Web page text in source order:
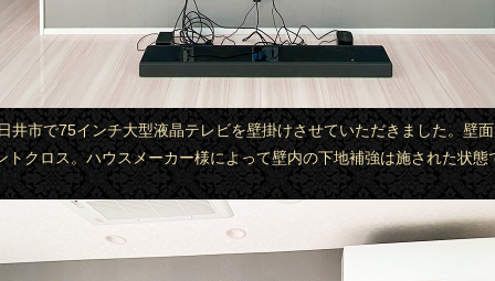
井市で75インチ大型液晶テレビを壁掛けさせていただきました。壁
トクロス。ハウスメーカー様によって壁内の下地補強は施された状態